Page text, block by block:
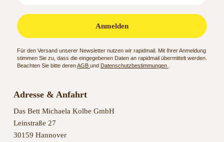
Anmelden
Für den Versand unserer Newsletter nutzen wir rapidmail. Mit Ihrer Anmeldung
stimmen Sie zu, dass die eingegebenen Daten an rapidmail übermittelt werden.
Beachten Sie bitte derenAGB und Datenschutzbestimmungen
Adresse & Anfahrt
Das Bett Michaela Kolbe GmbH
Leinstraße 27
30159 Hannover